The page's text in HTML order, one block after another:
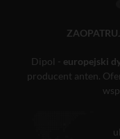
Dipol - europejski
producent anten.